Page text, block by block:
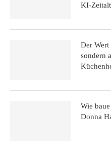
KI-
Der
sondern
Wie
Donna